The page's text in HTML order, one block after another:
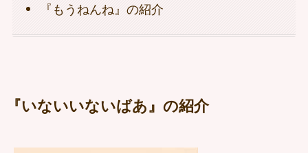
『もうねんね』の紹介
『いないいないばあ』の紹介